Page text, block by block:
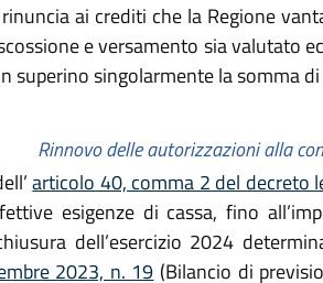
ai crediti che la Regione
e versamento sia valutato
superino singolarmente la somma
Rinnovo delle autorizzazioni alla
articolo 40, comma 2 del decreto
esigenze di cassa, fino
dell’esercizio 2024
2023, n. 19 (Bilancio di